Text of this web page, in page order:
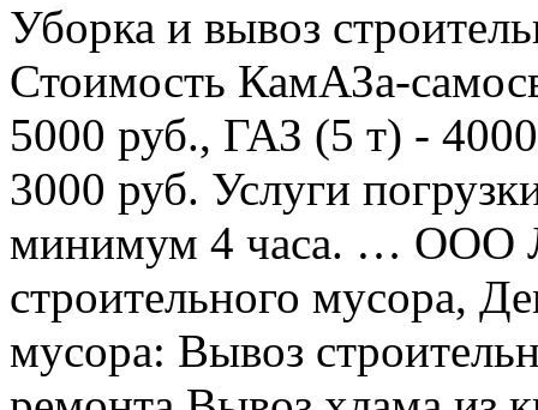
Уборка и вывоз
Стоимость КамАЗа-
5000 руб., ГАЗ (5 т) -
3000 руб. Услуги
минимум 4 часа. …
строительного мусора,
мусора: Вывоз